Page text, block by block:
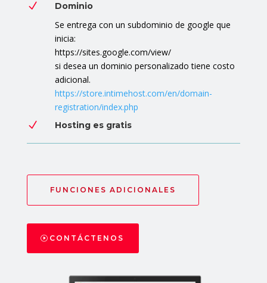
N
Dominio
Se entrega con un subdominio de google que
inicia:
https://sites.google.com/view/
si desea un dominio personalizado tiene costo
adicional.
https://store.intimehost.com/en/domain-
registration/index.php
N
Hosting es gratis
FUNCIONES ADICIONALES
CONTÁCTENOS